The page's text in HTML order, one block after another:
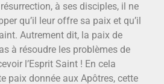
à ses disciples, il ne
qu’il leur offre sa paix et qu’il
Autrement dit, la paix de
à résoudre les problèmes de
l’Esprit Saint ! En cela
paix donnée aux Apôtres, cette